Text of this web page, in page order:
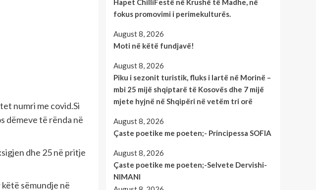
numri me covid.Si
dëmeve të rënda në
dhe 25 në pritje
sëmundje në
Hapet ChilliFestë në Krushë të Madhe, në
fokus promovimi i perimekulturës.
August 8, 2026
Moti në këtë fundjavë!
August 8, 2026
Piku i sezonit turistik, fluks i lartë në Morinë –
mbi 25 mijë shqiptarë të Kosovës dhe 7 mijë
mjete hyjnë në Shqipëri në vetëm tri orë
August 8, 2026
Çaste poetike me poeten;- Principessa SOFIA
August 8, 2026
Çaste poetike me poeten;-Selvete Dervishi-
NIMANI